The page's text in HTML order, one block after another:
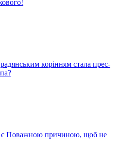
корінням стала прес-
причиною, щоб не